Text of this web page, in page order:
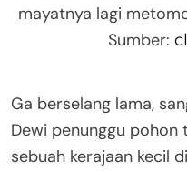
mayatnya lagi
Sumber:
Ga berselang lama,
Dewi penunggu
sebuah kerajaan kecil